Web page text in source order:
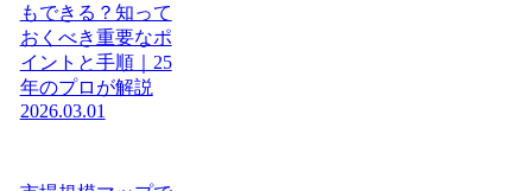
もできる？知って
おくべき重要なポ
イントと手順｜25
年のプロが解説
2026.03.01